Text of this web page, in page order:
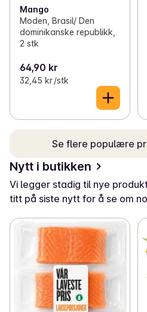
Mango
Moden, Brasil/ Den
dominikanske republikk,
2 stk
64,90 kr
32,45 kr /stk
Se flere populære
Nytt i butikken
Vi legger stadig til nye
titt på siste nytt for å se om